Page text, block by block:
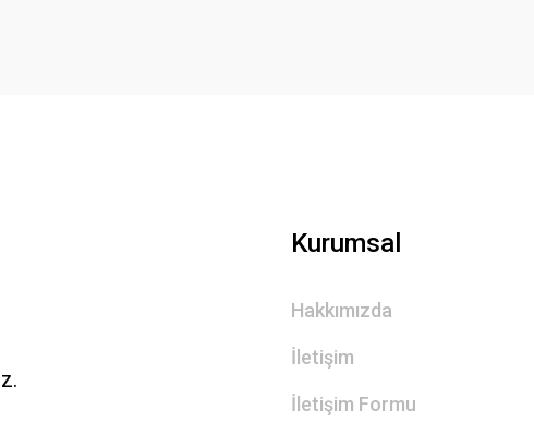
Kurumsal
Hakkımızda
İletişim
İletişim Formu